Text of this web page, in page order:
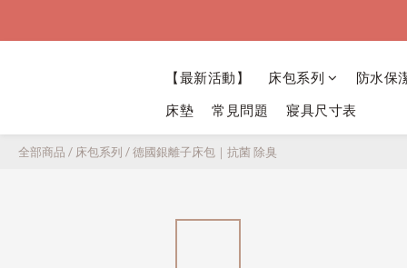
【最新活動】 床包系列
防水保
床墊
常見問題 寢具尺寸表
全部商品 / 床包系列 /德國銀離子床包｜抗菌 除臭